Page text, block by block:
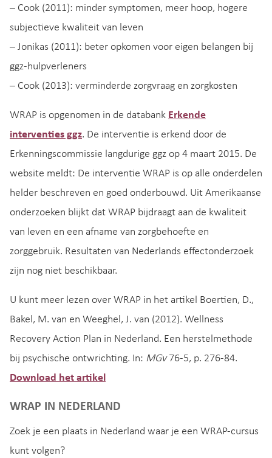
– Cook (2011): minder symptomen, meer hoop, hogere
subjectieve kwaliteit van leven
– Jonikas (2011): beter opkomen voor eigen belangen bij
ggz-hulpverleners
– Cook (2013): verminderde zorgvraag en zorgkosten
WRAP is opgenomen in de databank Erkende
interventies ggz. De interventie is erkend door de
Erkenningscommissie langdurige ggz op 4 maart 2015. De
website meldt: De interventie WRAP is op alle onderdelen
helder beschreven en goed onderbouwd. Uit Amerikaanse
onderzoeken blijkt dat WRAP bijdraagt aan de kwaliteit
van leven en een afname van zorgbehoefte en
zorggebruik. Resultaten van Nederlands effectonderzoek
zijn nog niet beschikbaar.
U kunt meer lezen over WRAP in het artikel Boertien, D.,
Bakel, M. van en Weeghel, J. van (2012). Wellness
Recovery Action Plan in Nederland. Een herstelmethode
bij psychische ontwrichting. In: MGv76-5, p. 276-84.
Download het artikel
WRAP IN NEDERLAND
Zoek je een plaats in Nederland waar je een WRAP-cursus
kunt volgen?